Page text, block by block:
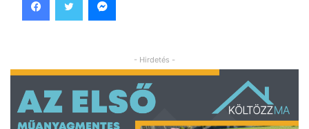
- Hirdetés -